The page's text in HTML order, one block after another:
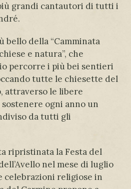
grandi cantautori di tutti i
bello della “Camminata
e natura”, che
percorre i più bei sentieri
tutte le chiesette del
attraverso le libere
ogni anno un
da tutti gli
ripristinata la Festa del
nel mese di luglio
celebrazioni religiose in